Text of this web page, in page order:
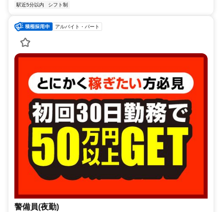
駅近5分以内 シフト制
アルバイト・パート
警備員(夜勤)